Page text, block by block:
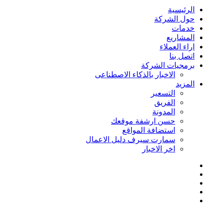
الرئيسية
حول الشركة
خدمات
المشاريع
اراء العملاء
اتصل بنا
برمجيات الشركة
الاخبار بالذكاء الاصطناعى
المزيد
التسعير
الفريق
المدونة
حسن ارشفة موقعك
استضافة المواقع
سمارت سيرف دليل الاعمال
اخر الاخبار